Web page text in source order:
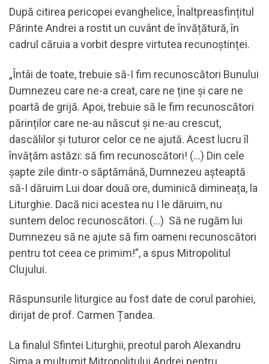
După citirea pericopei evanghelice, Înaltpreasfințitul
Părinte Andrei a rostit un cuvânt de învățătură, în
cadrul căruia a vorbit despre virtutea recunoștinței.
„Întâi de toate, trebuie să-I fim recunoscători Bunului
Dumnezeu care ne-a creat, care ne ține și care ne
poartă de grijă. Apoi, trebuie să le fim recunoscători
părinților care ne-au născut și ne-au crescut,
dascălilor și tuturor celor ce ne ajută. Acest lucru îl
învățăm astăzi: să fim recunoscători! (…) Din cele
șapte zile dintr-o săptămână, Dumnezeu așteaptă
să-I dăruim Lui doar două ore, duminică dimineața, la
Liturghie. Dacă nici acestea nu I le dăruim, nu
suntem deloc recunoscători. (…) Să ne rugăm lui
Dumnezeu să ne ajute să fim oameni recunoscători
pentru tot ceea ce primim!”, a spus Mitropolitul
Clujului.
Răspunsurile liturgice au fost date de corul parohiei,
dirijat de prof. Carmen Țandea.
La finalul Sfintei Liturghii, preotul paroh Alexandru
Sima a mulțumit Mitropolitului Andrei pentru